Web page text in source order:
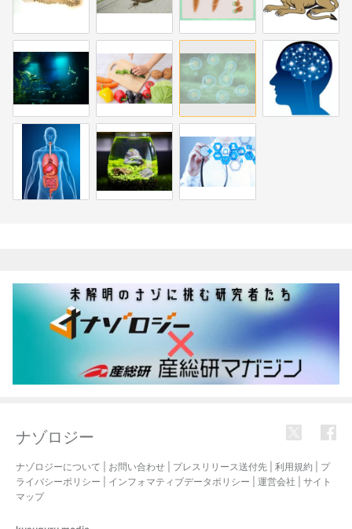
ナゾロジー
ナゾロジーについて お問い合わせ プレスリリース送付先 利用規約
プ
ライバシーポリシー
インフォマティブデータポリシー 運営会社
サイト
マップ